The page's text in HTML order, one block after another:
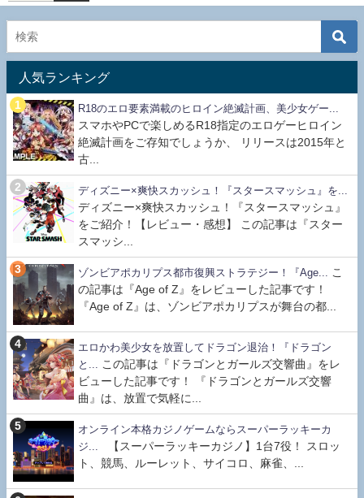
人気ランキング
R18のエロ要素満載のヒロイン絶滅計画、美少女ゲー...
スマホやPCで楽しめるR18指定のエロゲーヒロイン
絶滅計画をご存知でしょうか、 リリースは2015年と
古...
ディズニー×爽快スカッシュ！『スタースマッシュ』を...
ディズニー×爽快スカッシュ！『スタースマッシュ』
をご紹介！【レビュー・感想】 この記事は『スター
スマッシ...
ゾンビアポカリプス都市復興ストラテジー！『Age...
こ
の記事は『Age of Z』をレビューした記事です！
『Age of Z』は、ゾンビアポカリプスが舞台の都...
エロかわ美少女を放置してドラゴン退治！『ドラゴン
と...
この記事は『ドラゴンとガールズ交響曲』をレ
ビューした記事です！ 『ドラゴンとガールズ交響
曲』は、放置で気軽に...
オンライン本格カジノゲームならスーパーラッキーカ
ジ...
【スーパーラッキーカジノ】1台7役！ スロッ
ト、競馬、ルーレット、サイコロ、麻雀、...